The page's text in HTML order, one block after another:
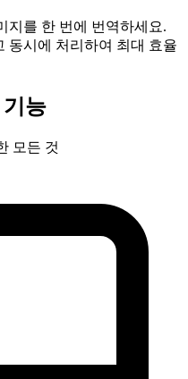
지를 한 번에 번역하세요.
동시에 처리하여 최대 효율
능
모든 것